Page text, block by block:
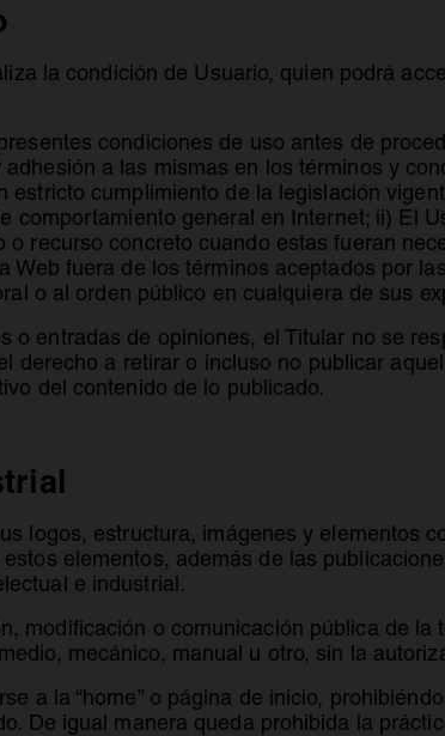
la condición de Usuario, quien podrá
condiciones de uso antes de
a las mismas en los términos y
cumplimiento de la legislación
comportamiento general en Internet; ii) El
recurso concreto cuando estas fueran
fuera de los términos aceptados por
o al orden público en cualquiera de sus
o entradas de opiniones, el Titular no se
derecho a retirar o incluso no publicar
del contenido de lo publicado.
logos, estructura, imágenes y elementos
elementos, además de las
e industrial.
modificación o comunicación pública de
mecánico, manual u otro, sin la
a la “home” o página de inicio,
De igual manera queda prohibida la